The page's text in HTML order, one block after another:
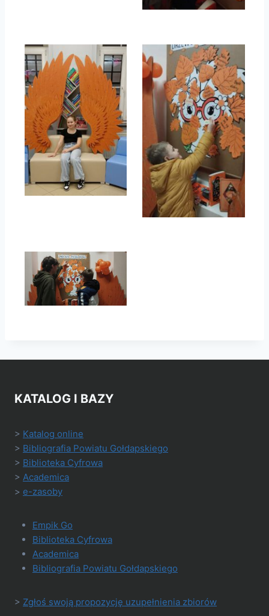
KATALOG I BAZY
> Katalog online
> Bibliografia Powiatu Gołdapskiego
> Biblioteka Cyfrowa
> Academica
> e-zasoby
Empik Go
Biblioteka Cyfrowa
Academica
Bibliografia Powiatu Gołdapskiego
> Zgłoś swoją propozycję uzupełnienia zbiorów